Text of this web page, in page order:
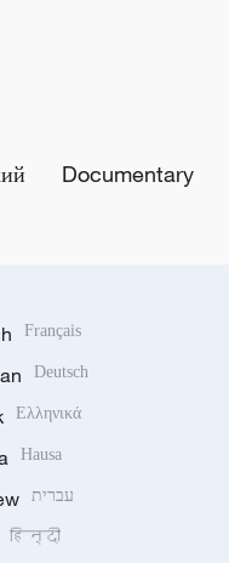
Documentary
Français
Deutsch
Ελληνικά
Hausa
עברית
हिन्दी